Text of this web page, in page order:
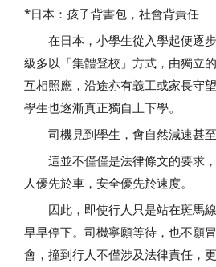
*日本：孩子背書包，社會背責任
在日本，小學生從入學起便逐步
級多以「集體登校」方式，由獨立
互相照應，沿途亦有義工或家長守
學生也逐漸真正獨自上下學。
司機見到學生，會自然減速甚至
這並不僅僅是法律條文的要求，
人優先於車，安全優先於速度。
因此，即使行人只是站在斑馬線
早早停下。司機寧願等待，也不願
會，撞到行人不僅涉及法律責任，